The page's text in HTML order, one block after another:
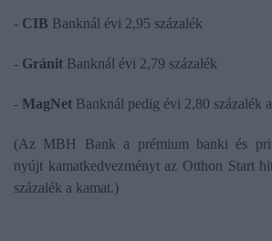
- CIB Banknál évi 2,95 százalék
- Gránit Banknál évi 2,79 százalék
- MagNet Banknál pedig évi 2,80 százalék
(Az MBH Bank a prémium banki és
nyújt kamatkedvezményt az Otthon Start
százalék a kamat.)